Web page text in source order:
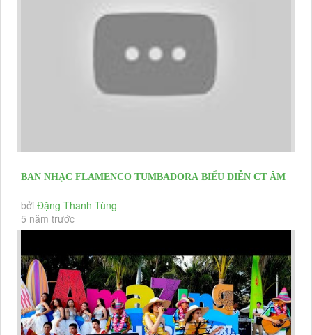
BAN NHẠC FLAMENCO TUMBADORA BIỂU DIỄN CT ÂM
NHẠC TRÊN BIỂN BẾ MẠC LỄ HỘI...
bởi Đặng Thanh Tùng
5 năm trước